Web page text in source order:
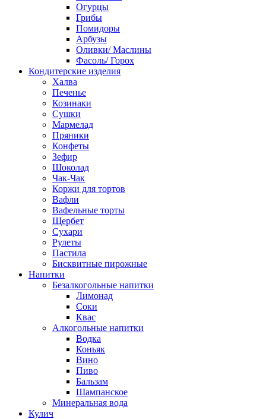
Огурцы
Грибы
Помидоры
Арбузы
Оливки/ Маслины
Фасоль/ Горох
Кондитерские изделия
Халва
Печенье
Козинаки
Сушки
Мармелад
Пряники
Конфеты
Зефир
Шоколад
Чак-Чак
Коржи для тортов
Вафли
Вафельные торты
Щербет
Сухари
Рулеты
Пастила
Бисквитные пирожные
Напитки
Безалкогольные напитки
Лимонад
Соки
Квас
Алкогольные напитки
Водка
Коньяк
Вино
Пиво
Бальзам
Шампанское
Минеральная вода
Кулич